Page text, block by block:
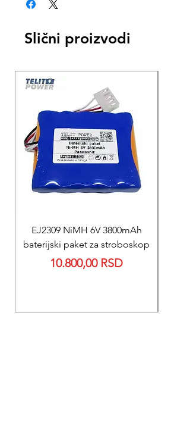
Slični proizvodi
EJ2309 NiMH 6V 3800mAh
baterijski paket za stroboskop
Price
10.800,00 RSD